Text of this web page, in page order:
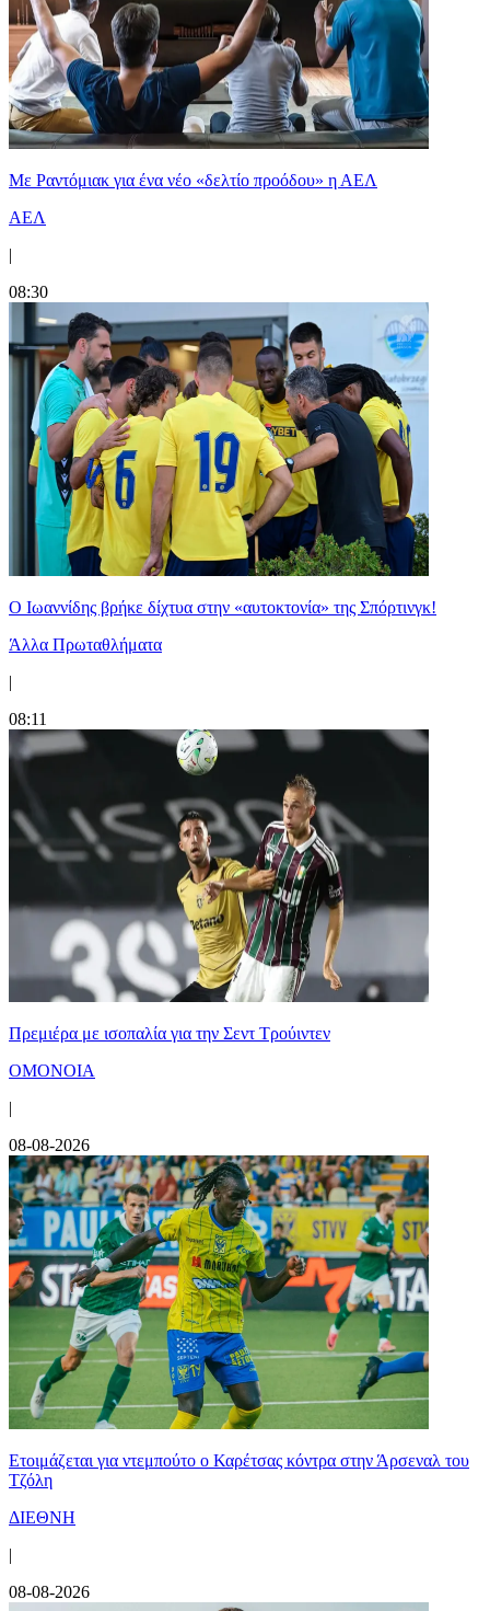
Με Ραντόμιακ για ένα νέο «δελτίο προόδου» η ΑΕΛ
ΑΕΛ
|
08:30
Ο Ιωαννίδης βρήκε δίχτυα στην «αυτοκτονία» της Σπόρτινγκ!
Άλλα Πρωταθλήματα
|
08:11
Πρεμιέρα με ισοπαλία για την Σεντ Τρούιντεν
ΟΜΟΝΟΙΑ
|
08-08-2026
Ετοιμάζεται για ντεμπούτο ο Καρέτσας κόντρα στην Άρσεναλ του
Τζόλη
ΔΙΕΘΝΗ
|
08-08-2026